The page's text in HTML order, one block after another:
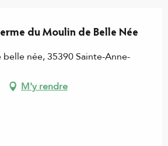
du Moulin de Belle Née
née, 35390 Sainte-Anne-
M'y rendre